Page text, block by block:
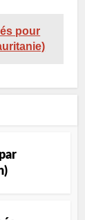
pour